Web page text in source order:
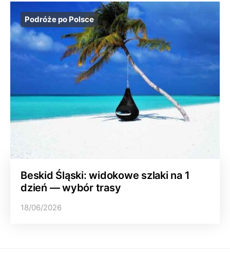
Podróże po Polsce
Beskid Śląski: widokowe szlaki na 1
dzień — wybór trasy
18/06/2026